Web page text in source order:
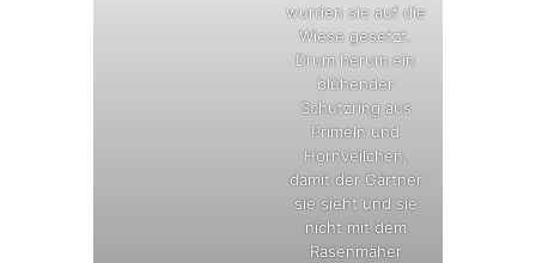
wurden sie auf die
Wiese gesetzt.
Drum herum ein
blühender
Schutzring aus
Primeln und
Hornveilchen,
damit der Gärtner
sie sieht und sie
nicht mit dem
Rasenmäher